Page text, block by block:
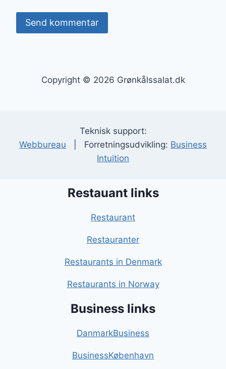
Copyright © 2026 Grønkålssalat.dk
Teknisk support:
Webbureau | Forretningsudvikling: Business
Intuition
Restauant links
Restaurant
Restauranter
Restaurants in Denmark
Restaurants in Norway
Business links
DanmarkBusiness
BusinessKøbenhavn